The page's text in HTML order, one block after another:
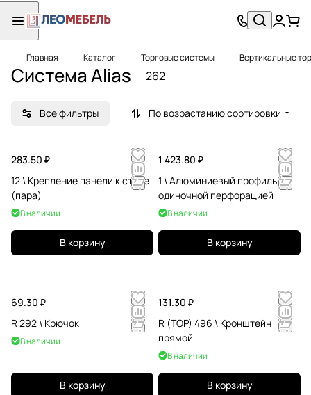
Главная Каталог Торговые системы Вертикальные
Система Alias 262
Все фильтры По возрастанию сортировки
283.50 ₽
12 \ Крепление панели к стене
(пара)
В наличии
В корзину
1 423.80 ₽
1 \ Алюминиевый профиль с
одиночной перфорацией
В наличии
В корзину
69.30 ₽
R 292 \ Крючок
В наличии
В корзину
131.30 ₽
R (TOP) 496 \ Кронштейн
прямой
В наличии
В корзину